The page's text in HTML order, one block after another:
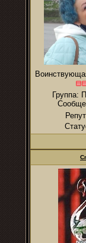
Группа: